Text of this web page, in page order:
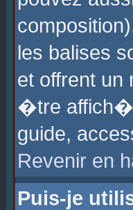
les balises
et offrent
�tre affich�.
guide,
Revenir en
Puis-je